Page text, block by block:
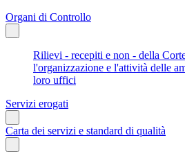
Organi di Controllo
Rilievi - recepiti e non - della
l'organizzazione e l'attività delle
loro uffici
Servizi erogati
Carta dei servizi e standard di qualità